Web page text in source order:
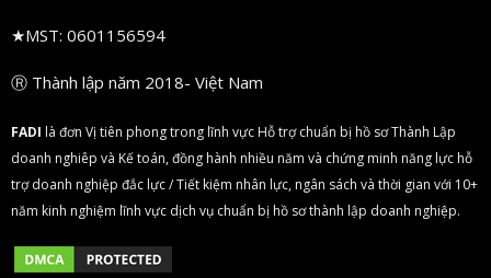
★MST: 0601156594
Ⓡ Thành lập năm 2018- Việt Nam
FADI là đơn Vị tiên phong trong lĩnh vực Hỗ trợ chuẩn bị hồ sơ Thành Lập
doanh nghiêp và Kế toán, đồng hành nhiều năm và chứng minh năng lực hỗ
trợ doanh nghiệp đắc lực / Tiết kiệm nhân lực, ngân sách và thời gian với 10+
năm kinh nghiệm lĩnh vực dịch vụ chuẩn bị hồ sơ thành lập doanh nghiệp.